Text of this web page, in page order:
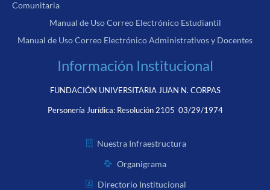
Comunitaria
Manual de Uso Correo Electrónico Estudiantil
Manual de Uso Correo Electrónico Administrativos y Docentes
Información Institucional
FUNDACIÓN UNIVERSITARIA JUAN N. CORPAS
Personería Jurídica: Resolución 2105 03/29/1974
Nuestra Infraestructura
Organigrama
Directorio Institucional